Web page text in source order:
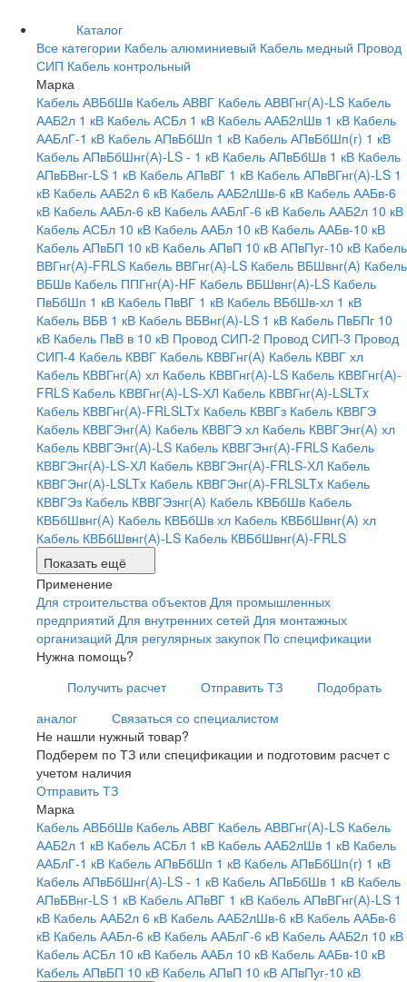
Каталог
Все категории Кабель алюминиевый Кабель медный Провод
СИП Кабель контрольный
Марка
Кабель АВБбШв Кабель АВВГ Кабель АВВГнг(А)-LS Кабель
ААБ2л 1 кВ Кабель АСБл 1 кВ Кабель ААБ2лШв 1 кВ Кабель
ААБлГ-1 кВ Кабель АПвБбШп 1 кВ Кабель АПвБбШп(г) 1 кВ
Кабель АПвБбШнг(А)-LS - 1 кВ Кабель АПвБбШв 1 кВ Кабель
АПвБВнг-LS 1 кВ Кабель АПвВГ 1 кВ Кабель АПвВГнг(А)-LS 1
кВ Кабель ААБ2л 6 кВ Кабель ААБ2лШв-6 кВ Кабель ААБв-6
кВ Кабель ААБл-6 кВ Кабель ААБлГ-6 кВ Кабель ААБ2л 10 кВ
Кабель АСБл 10 кВ Кабель ААБл 10 кВ Кабель ААБв-10 кВ
Кабель АПвБП 10 кВ Кабель АПвП 10 кВ АПвПуг-10 кВ Кабель
ВВГнг(А)-FRLS Кабель ВВГнг(А)-LS Кабель ВБШвнг(А) Кабель
ВБШв Кабель ППГнг(А)-HF Кабель ВБШвнг(А)-LS Кабель
ПвБбШп 1 кВ Кабель ПвВГ 1 кВ Кабель ВБбШв-хл 1 кВ
Кабель ВБВ 1 кВ Кабель ВБВнг(А)-LS 1 кВ Кабель ПвБПг 10
кВ Кабель ПвВ в 10 кВ Провод СИП-2 Провод СИП-3 Провод
СИП-4 Кабель КВВГ Кабель КВВГнг(А) Кабель КВВГ хл
Кабель КВВГнг(А) хл Кабель КВВГнг(А)-LS Кабель КВВГнг(А)-
FRLS Кабель КВВГнг(А)-LS-ХЛ Кабель КВВГнг(А)-LSLTx
Кабель КВВГнг(А)-FRLSLTx Кабель КВВГз Кабель КВВГЭ
Кабель КВВГЭнг(А) Кабель КВВГЭ хл Кабель КВВГЭнг(А) хл
Кабель КВВГЭнг(А)-LS Кабель КВВГЭнг(А)-FRLS Кабель
КВВГЭнг(А)-LS-ХЛ Кабель КВВГЭнг(А)-FRLS-ХЛ Кабель
КВВГЭнг(А)-LSLTx Кабель КВВГЭнг(А)-FRLSLTx Кабель
КВВГЭз Кабель КВВГЭзнг(А) Кабель КВБбШв Кабель
КВБбШвнг(А) Кабель КВБбШв хл Кабель КВБбШвнг(А) хл
Кабель КВБбШвнг(А)-LS Кабель КВБбШвнг(А)-FRLS
Показать ещё
Применение
Для строительства объектов Для промышленных
предприятий Для внутренних сетей Для монтажных
организаций Для регулярных закупок По спецификации
Нужна помощь?
Получить расчет
Отправить ТЗ
Подобрать
аналог
Связаться со специалистом
Не нашли нужный товар?
Подберем по ТЗ или спецификации и подготовим расчет с
учетом наличия
Отправить ТЗ
Марка
Кабель АВБбШв Кабель АВВГ Кабель АВВГнг(А)-LS Кабель
ААБ2л 1 кВ Кабель АСБл 1 кВ Кабель ААБ2лШв 1 кВ Кабель
ААБлГ-1 кВ Кабель АПвБбШп 1 кВ Кабель АПвБбШп(г) 1 кВ
Кабель АПвБбШнг(А)-LS - 1 кВ Кабель АПвБбШв 1 кВ Кабель
АПвБВнг-LS 1 кВ Кабель АПвВГ 1 кВ Кабель АПвВГнг(А)-LS 1
кВ Кабель ААБ2л 6 кВ Кабель ААБ2лШв-6 кВ Кабель ААБв-6
кВ Кабель ААБл-6 кВ Кабель ААБлГ-6 кВ Кабель ААБ2л 10 кВ
Кабель АСБл 10 кВ Кабель ААБл 10 кВ Кабель ААБв-10 кВ
Кабель АПвБП 10 кВ Кабель АПвП 10 кВ АПвПуг-10 кВ